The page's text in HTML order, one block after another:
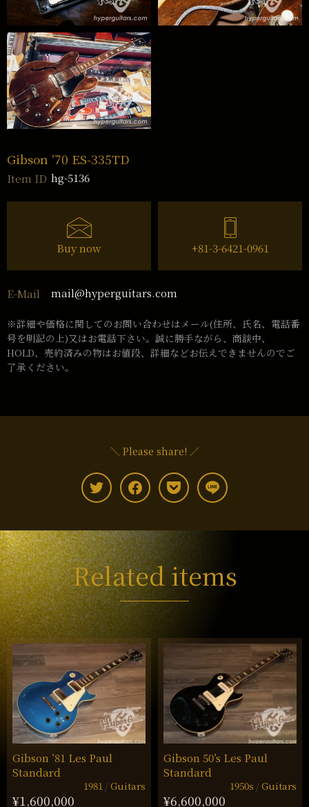
Gibson ’70 ES-335TD
Item ID hg-5136
Buy now +81-3-6421-0961
E-Mail mail@hyperguitars.com
※詳細や価格に関してのお問い合わせはメール(住所、氏名、電話番
号を明記の上)又はお電話下さい。誠に勝手ながら、商談中、
HOLD、売約済みの物はお値段、詳細などお伝えできませんのでご
了承ください。
＼ Please share! ／
Related items
Gibson ’81 Les Paul
Standard
1981 Guitars
¥1,600,000
Gibson 50’s Les Paul
Standard
1950s Guitars
¥6,600,000